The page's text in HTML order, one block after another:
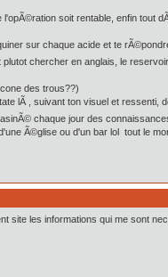
soit rentable, enfin tout
sur chaque acide et te
chercher en anglais, le
des trous??)
lÃ , suivant ton visuel et
chaque jour des
Ã©glise ou d'un bar lol tout le
site les informations qui me sont